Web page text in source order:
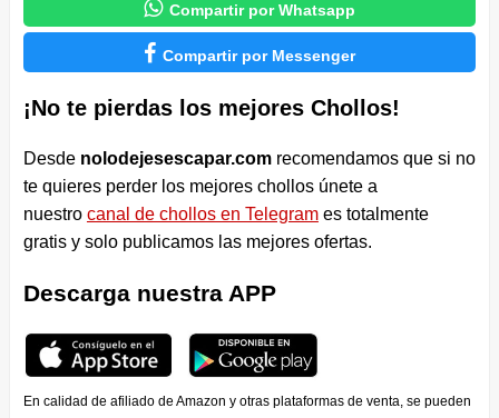
 Compartir por Whatsapp
 Compartir por Messenger
¡No te pierdas los mejores Chollos!
Desde nolodejesescapar.comrecomendamos que si no
te quieres perder los mejores chollos únete a
nuestro canal de chollos en Telegrames totalmente
gratis y solo publicamos las mejores ofertas.
Descarga nuestra APP
En calidad de afiliado de Amazon y otras plataformas de venta, se pueden